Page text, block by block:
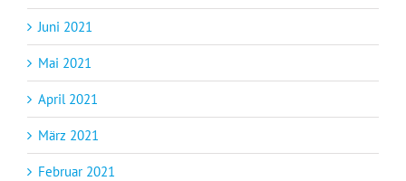
Juni 2021
Mai 2021
April 2021
März 2021
Februar 2021